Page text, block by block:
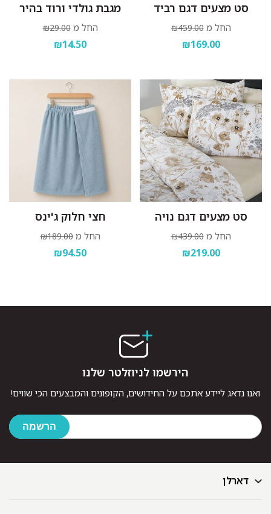
סט מצעים דגם רביד
החל מ ₪459.00
₪169.00
מגבת גולדי ורוד בהיר
החל מ ₪29.00
₪14.50
סט מצעים דגם נויה
החל מ ₪439.00
₪219.00
חצי חלוק ג'ינס
החל מ ₪189.00
₪94.50
דארלן
הירשמו לניוזלטר שלנו
ואנו נדאג ליידע אתכם על החידושים, הקופונים והמבצעים הכי שווים!